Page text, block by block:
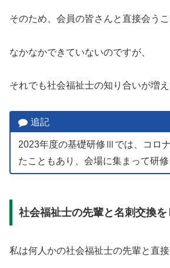
そのため、会員の皆さんと直接会う
なかなかできていないのですが、
それでも社会福祉士の知り合いが増え
追記
2023年度の基礎研修Ⅲでは、コロ
たこともあり、会場に集まって研修
社会福祉士の先輩と名刺交換を
私は何人かの社会福祉士の先輩と直接